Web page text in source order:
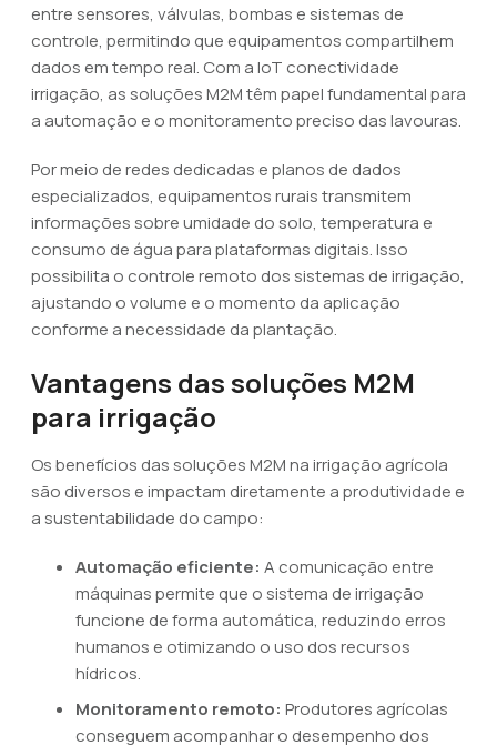
entre sensores, válvulas, bombas e sistemas de
controle, permitindo que equipamentos compartilhem
dados em tempo real. Com a IoT conectividade
irrigação, as soluções M2M têm papel fundamental para
a automação e o monitoramento preciso das lavouras.
Por meio de redes dedicadas e planos de dados
especializados, equipamentos rurais transmitem
informações sobre umidade do solo, temperatura e
consumo de água para plataformas digitais. Isso
possibilita o controle remoto dos sistemas de irrigação,
ajustando o volume e o momento da aplicação
conforme a necessidade da plantação.
Vantagens das soluções M2M
para irrigação
Os benefícios das soluções M2M na irrigação agrícola
são diversos e impactam diretamente a produtividade e
a sustentabilidade do campo:
Automação eficiente: A comunicação entre
máquinas permite que o sistema de irrigação
funcione de forma automática, reduzindo erros
humanos e otimizando o uso dos recursos
hídricos.
Monitoramento remoto: Produtores agrícolas
conseguem acompanhar o desempenho dos